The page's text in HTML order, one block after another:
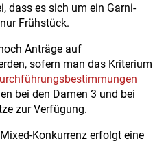
dass es sich um ein Garni-
Frühstück.
Anträge auf
sofern man das Kriterium
bei den Damen 3 und bei
zur Verfügung.
Konkurrenz erfolgt eine